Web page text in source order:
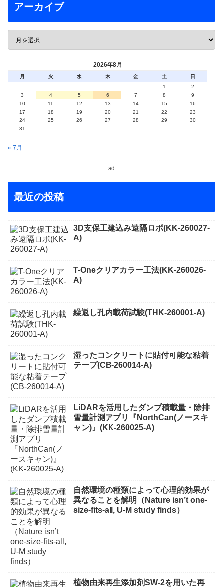
アーカイブ
2026年8月
月 火 水 木 金 土
日
1
2
3
4 5 6 7 8
9
10
11 12 13 14 15
16
17
18 19 20 21 22
23
24
25 26 27 28 29
30
31
« 7月
ad
最近の投稿
3D支保工建込み遠隔ロボ(KK-260027-
A)
T-Oneクリアカラー工法(KK-260026-
A)
繰返し孔内載荷試験(THK-260001-A)
湿ったコンクリートに貼付可能な粘着
テープ(CB-260014-A)
LiDARを活用したダンプ積載量・除排
雪量計測アプリ『NorthCan(ノースキ
ャン)』(KK-260025-A)
自然環境の種類によって心理的効果が
異なることを解明（Nature isn’t one-
size-fits-all, U-M study finds）
植物由来再生添加剤SW-2を用いた再